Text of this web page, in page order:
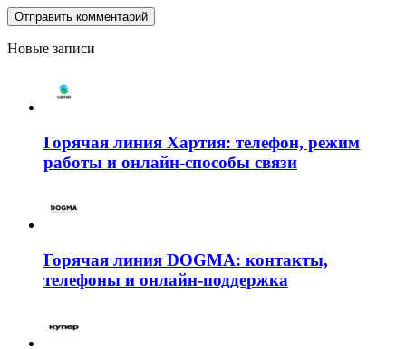
Новые записи
Горячая линия Хартия: телефон, режим
работы и онлайн-способы связи
Горячая линия DOGMA: контакты,
телефоны и онлайн-поддержка